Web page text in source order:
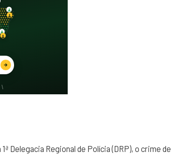
Delegacia Regional de Polícia (DRP), o crime de